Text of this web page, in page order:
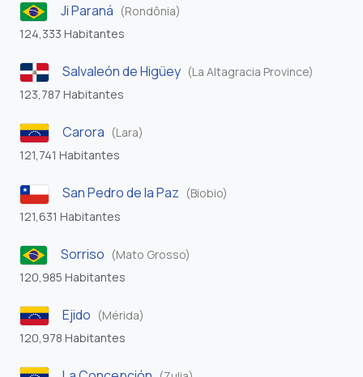
Ji Paraná (Rondônia)
124,333 Habitantes
Salvaleón de Higüey (La Altagracia Province)
123,787 Habitantes
Carora (Lara)
121,741 Habitantes
San Pedro de la Paz (Biobio)
121,631 Habitantes
Sorriso (Mato Grosso)
120,985 Habitantes
Ejido (Mérida)
120,978 Habitantes